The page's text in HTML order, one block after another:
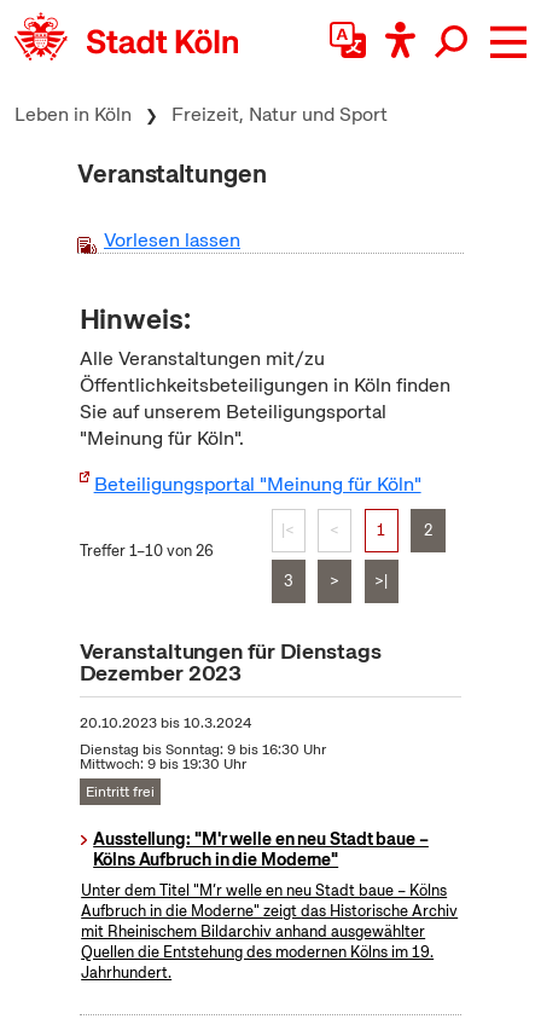
zum Inhalt springen
Leben in Köln Freizeit, Natur und Sport
Veranstaltungen
Vorlesen lassen
Hinweis:
Alle Veranstaltungen mit/zu
Öffentlichkeitsbeteiligungen in Köln finden
Sie auf unserem Beteiligungsportal
"Meinung für Köln".
Beteiligungsportal "Meinung für Köln"
Treffer 1–10 von 26
|< < 1 2
3 > >|
Veranstaltungen für Dienstags
Dezember 2023
20.10.2023bis10.3.2024
Dienstag bis Sonntag: 9 bis 16:30 Uhr
Mittwoch: 9 bis 19:30 Uhr
Eintritt frei
Ausstellung: "M'r welle en neu Stadt baue –
Kölns Aufbruch in die Moderne"
Unter dem Titel "M’r welle en neu Stadt baue – Kölns
Aufbruch in die Moderne" zeigt das Historische Archiv
mit Rheinischem Bildarchiv anhand ausgewählter
Quellen die Entstehung des modernen Kölns im 19.
Jahrhundert.